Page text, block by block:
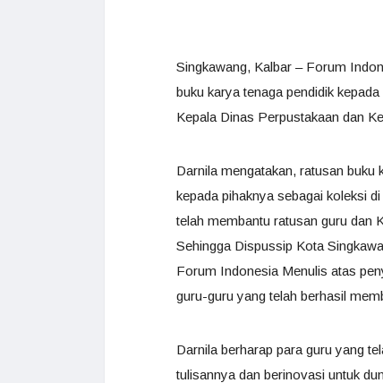
Singkawang, Kalbar – Forum
buku karya tenaga pendidik
Kepala Dinas Perpustakaan dan
Darnila mengatakan, ratusan buku
kepada pihaknya sebagai koleksi
telah membantu ratusan guru dan
Sehingga Dispussip Kota
Forum Indonesia Menulis atas
guru-guru yang telah berhasil
Darnila berharap para guru yang
tulisannya dan berinovasi untuk